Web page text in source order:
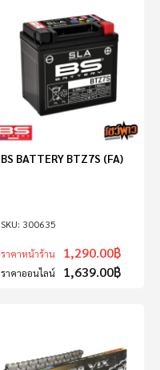
300635
BS BATTERY BTZ7S (FA)
ราคาหน้าร้าน 1,290.00฿
ราคาออนไลน์ 1,639.00฿